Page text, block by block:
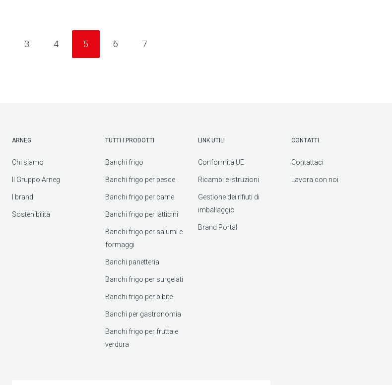
3 4 5 6 7
ARNEG
Chi siamo
Il Gruppo Arneg
I brand
Sostenibilità
TUTTI I PRODOTTI
Banchi frigo
Banchi frigo per pesce
Banchi frigo per carne
Banchi frigo per latticini
Banchi frigo per salumi e
formaggi
Banchi panetteria
Banchi frigo per surgelati
Banchi frigo per bibite
Banchi per gastronomia
Banchi frigo per frutta e
verdura
LINK UTILI
Conformità UE
Ricambi e istruzioni
Gestione dei rifiuti di
imballaggio
Brand Portal
CONTATTI
Contattaci
Lavora con noi